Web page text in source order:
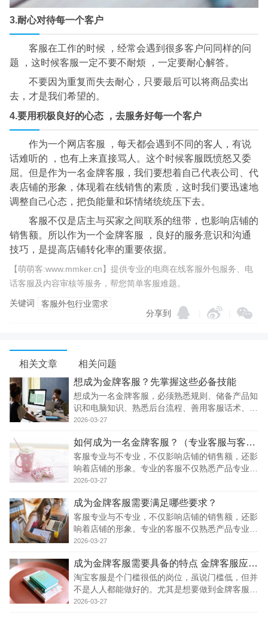
3.耐心对待每一个客户
客服在工作的时候 ，经常会遇到很多客户问同样的问
题 ，这时候客服一定不要不耐烦 ，一定要耐心解答。
不要因为重复而失去耐心，只要最后可以将商品卖出
去，才是我们希望的。
4.要用积极良好的心态 ，去服务好每一个客户
作为一个网店客服 ，每天都会遇到不同的客人，有说
话难听的 ，也有上来直接骂人。这个时候客服既愤怒又委
屈。但是作为一名金牌客服，我们要想着自己代表公司、代
表店铺的形象，体现着在线销售的素质，这时我们要迅速地
调整自己心态，把负能量和坏情绪统统压下去。
客服不仅是店主与买家之间联系的纽带，也影响店铺的
销售额。所以作为一个金牌客服 ，良好的服务意识和沟通
技巧，是提高店铺转化率的重要依据。
【萌萌客:www.mmker.cn】提供专业的电商在线客服外包服务、电
话客服及内容审核等服务，帮您简单客服难题。
关键词
客服外包行业需求
分享到
相关文章
相关问题
想成为金牌客服？先掌握这些必备技能
想成为一名金牌客服，必须熟悉规则、储备产品知
识和电脑知识、熟悉后台流程、善用客服话术、掌
握沟通技巧、保持良好的心态和解决突发问题。
2026-03-27
如何成为一名金牌客服？（专业客服与客户的沟通技巧）
客服专业与不专业，不仅影响店铺的销售额，还影
响着店铺的形象。专业的客服不仅熟悉产品专业知
识，而且服务意识也比较强，对客户也比较有热
客户的回头率。下面小编给你分析一下金牌客服与
客户
2026-03-27
成为金牌客服需要满足哪些要求？
客服专业与不专业，不仅影响店铺的销售额，还影
响着店铺的形象。专业的客服不仅熟悉产品专业知
识，而且服务意识也比较强，对客户也比较有热
客户的回头率。下面给大家分析一下想要成为金牌
客服
2026-03-27
成为金牌客服需要具备的特点 金牌客服应具备的要素
淘宝客服是个门槛很低的岗位，虽说门槛低，但并
不是人人都能做好的。尤其是想要做到金牌客服。
不过身为客服，大家也应该向着金牌客服努力。下
2026-03-27